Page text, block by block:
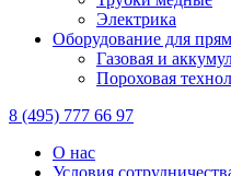
Электрика
Оборудование для
Газовая и
Пороховая
8 (495) 777 66 97
О нас
Условия